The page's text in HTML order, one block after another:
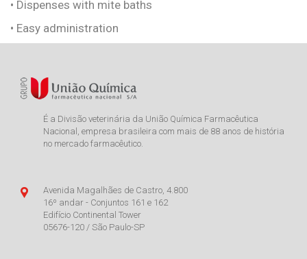
• Dispenses with mite baths
• Easy administration
É a Divisão veterinária da União Química Farmacêutica
Nacional, empresa brasileira com mais de 88 anos de história
no mercado farmacêutico.
Avenida Magalhães de Castro, 4.800
16º andar - Conjuntos 161 e 162
Edifício Continental Tower
05676-120 / São Paulo-SP